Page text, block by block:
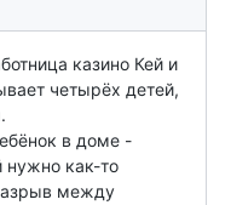
казино Кей и
четырёх детей,
в доме -
нужно как-то
между